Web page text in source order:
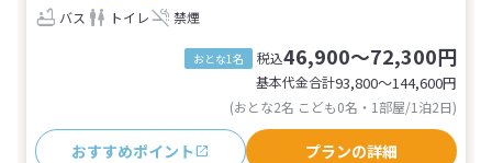
バス
トイレ 禁煙
おとな1名 税込46,900～72,300円
基本代金合計93,800〜144,600円
(おとな2名 こども0名・1部屋/1泊2日)
おすすめポイント プランの詳細